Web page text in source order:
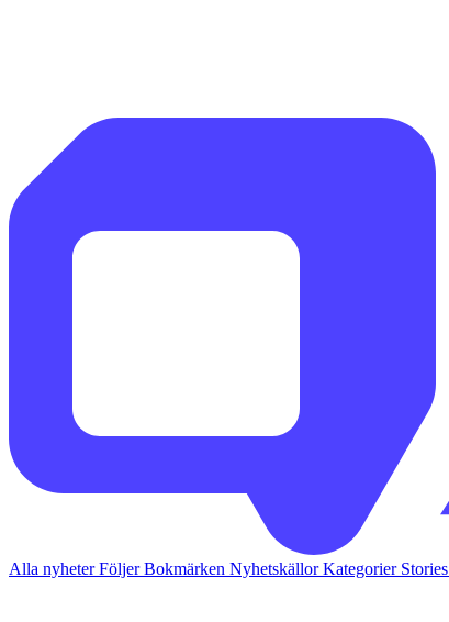
Alla nyheterFöljerBokmärken NyhetskällorKategorier Stories